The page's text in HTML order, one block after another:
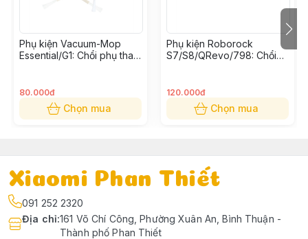
Phụ kiện Vacuum-Mop
Essential/G1: Chổi phụ thay
80.000đ
Chọn mua
Phụ kiện Roborock
S7/S8/QRevo/798: Chổi
120.000đ
Chọn mua
Xiaomi Phan Thiết
091 252 2320
Địa chỉ:161 Võ Chí Công, Phường Xuân An, Bình Thuận -
Thành phố Phan Thiết